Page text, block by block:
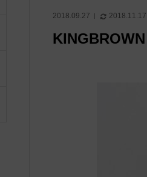
2018.09.27 2018.11.17